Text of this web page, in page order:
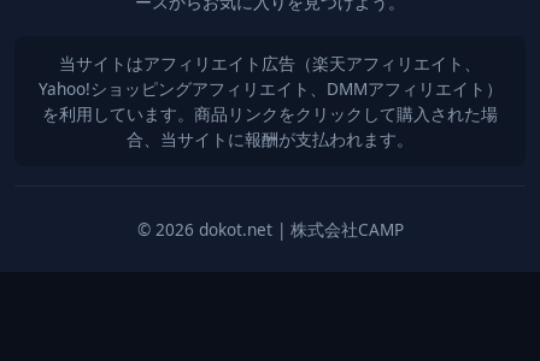
当サイトはアフィリエイト広告（楽天アフィリエイト、
Yahoo!ショッピングアフィリエイト、DMMアフィリエイト）
を利用しています。商品リンクをクリックして購入された場
合、当サイトに報酬が支払われます。
© 2026 dokot.net | 株式会社CAMP